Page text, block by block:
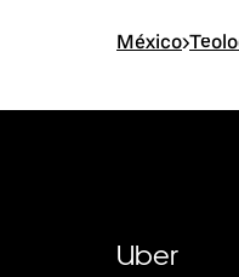
México>
Uber